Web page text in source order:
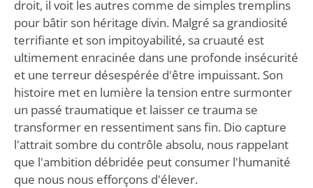
droit, il voit les autres comme de simples tremplins
pour bâtir son héritage divin. Malgré sa grandiosité
terrifiante et son impitoyabilité, sa cruauté est
ultimement enracinée dans une profonde insécurité
et une terreur désespérée d'être impuissant. Son
histoire met en lumière la tension entre surmonter
un passé traumatique et laisser ce trauma se
transformer en ressentiment sans fin. Dio capture
l'attrait sombre du contrôle absolu, nous rappelant
que l'ambition débridée peut consumer l'humanité
que nous nous efforçons d'élever.